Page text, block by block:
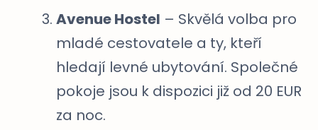
Avenue Hostel – Skvělá volba pro
mladé cestovatele a ty, kteří
hledají levné ubytování. Společné
pokoje jsou k dispozici již od 20 EUR
za noc.